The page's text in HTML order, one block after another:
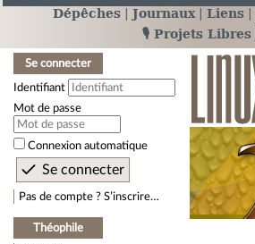
Dépêches Journaux Liens
🎙️ Projets Libres
Se connecter
Identifiant
Mot de passe
Connexion automatique
Pas de compte ? S’inscrire…
Théophile